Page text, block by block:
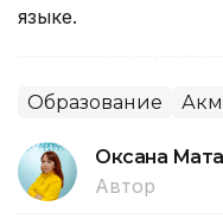
языке.
Образование
Оксана
Автор